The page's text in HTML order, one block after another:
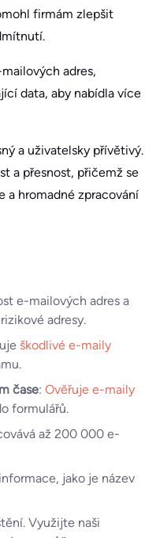
firmám zlepšit
adres,
data, aby nabídla více
a uživatelsky přívětivý.
a přesnost, přičemž se
a hromadné zpracování
e-mailových adres a
adresy.
škodlivé e-maily
čase: Ověřuje e-maily
formulářů.
až 200 000 e-
jako je název
Využijte naši